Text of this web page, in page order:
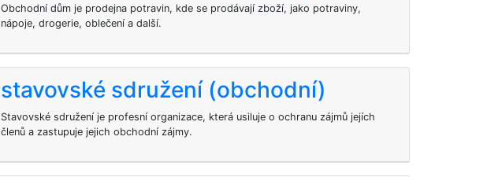
Obchodní dům je prodejna potravin, kde se prodávají zboží, jako potraviny,
nápoje, drogerie, oblečení a další.
stavovské sdružení (obchodní)
Stavovské sdružení je profesní organizace, která usiluje o ochranu zájmů jejích
členů a zastupuje jejich obchodní zájmy.